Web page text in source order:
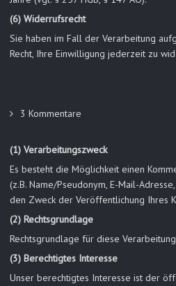
(6) Widerrufsrecht
Sie haben im Fall der Verarbeitung
Recht, Ihre Einwilligung jederzeit zu
3 Kommentare
(1) Verarbeitungszweck
Es besteht die Möglichkeit einen
(z.B. Name/Pseudonym, E-Mail-
den Zweck der Veröffentlichung Ihres
(2) Rechtsgrundlage
Rechtsgrundlage für diese
(3) Berechtigtes Interesse
Unser berechtigtes Interesse ist der